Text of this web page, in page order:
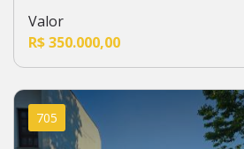
Valor
R$ 350.000,00
705